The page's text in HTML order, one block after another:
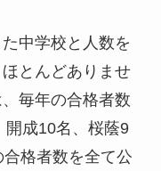
中学校と人数を
とんどありませ
毎年の合格者数
開成10名、桜蔭9
格者数を全て公